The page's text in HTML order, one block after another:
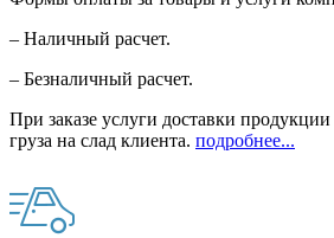
– Наличный расчет.
– Безналичный расчет.
При заказе услуги доставки
груза на слад клиента. подробнее...